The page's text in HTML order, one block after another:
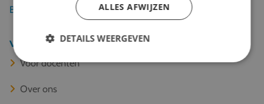
Bekijk alle 67 bestemmingen
Veel gelezen
Voor docenten
Over ons
ALLES AFWIJZEN
DETAILS WEERGEVEN